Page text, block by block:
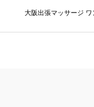
大阪出張マッサージ